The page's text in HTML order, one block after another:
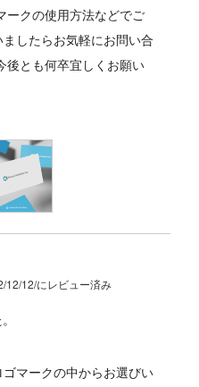
ークの使用方法などでご
したらお気軽にお問い合
後とも何卒宜しくお願い
12/12/にレビュー済み
マークの中からお選びい